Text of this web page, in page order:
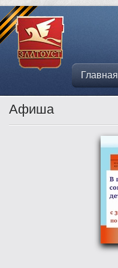
Главная
Афиша